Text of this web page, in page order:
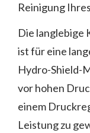
Reinigung
Die langlebige
ist für eine
Hydro-Shield-
vor hohen
einem
Leistung zu